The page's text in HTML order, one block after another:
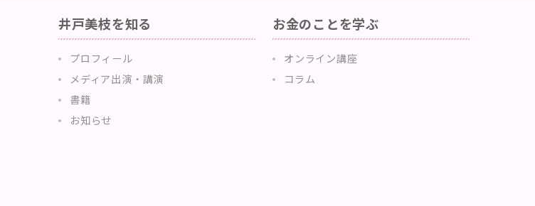
井戸美枝を知る
プロフィール
メディア出演・講演
書籍
お知らせ
お金のことを学ぶ
オンライン講座
コラム